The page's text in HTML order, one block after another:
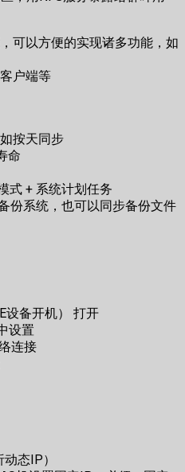
可以方便的实现诸多功能，如
户端等
按天同步
命
式 + 系统计划任务
份系统，也可以同步备份文件
设备开机） 打开
设置
连接
态IP）